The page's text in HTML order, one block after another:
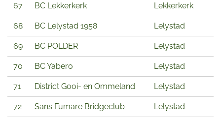
67 BC Lekkerkerk Lekkerkerk
68 BC Lelystad 1958 Lelystad
69 BC POLDER Lelystad
70 BC Yabero Lelystad
71 District Gooi- en Ommeland Lelystad
72 Sans Fumare Bridgeclub Lelystad